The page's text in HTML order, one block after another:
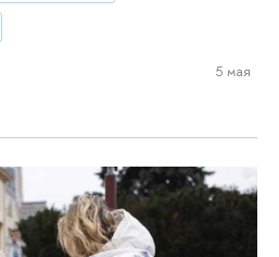
5 мая